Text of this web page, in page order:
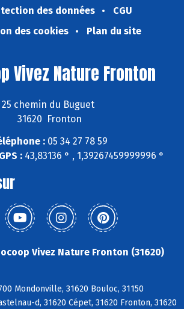
des données
CGU
des cookies
Plan du site
Vivez Nature Fronton
25 chemin du Buguet
31620 Fronton
:05 34 27 78 59
: 43,83136 ° , 1,39267459999996 °
Vivez Nature Fronton (31620)
Mondonville, 31620 Bouloc, 31150
d, 31620 Cépet, 31620 Fronton, 31620